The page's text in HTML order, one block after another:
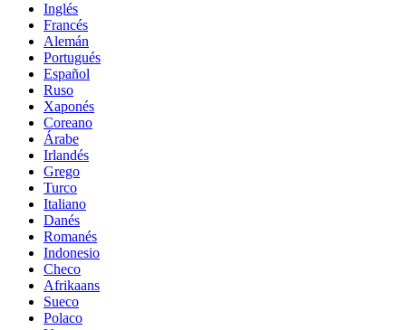
Inglés
Francés
Alemán
Portugués
Español
Ruso
Xaponés
Coreano
Árabe
Irlandés
Grego
Turco
Italiano
Danés
Romanés
Indonesio
Checo
Afrikaans
Sueco
Polaco